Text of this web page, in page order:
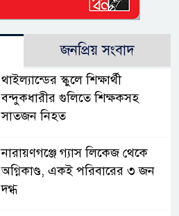
জনপ্রিয় সংবাদ
থাইল্যান্ডের স্কুলে শিক্ষার্থী
বন্দুকধারীর গুলিতে শিক্ষকসহ
সাতজন নিহত
নারায়ণগঞ্জে গ্যাস লিকেজ থেকে
অগ্নিকাণ্ড, একই পরিবারের ৩ জন
দগ্ধ